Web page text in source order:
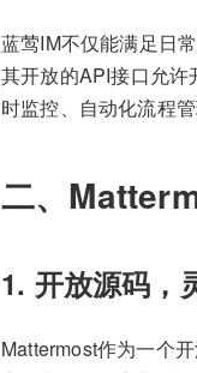
蓝莺IM不仅能满足日
其开放的API接口允
时监控、自动化流程管
二、
1. 开放源码，
Mattermost作为一个